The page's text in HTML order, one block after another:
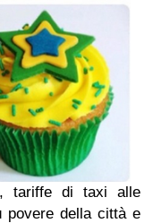
tariffe di taxi alle
povere della città e